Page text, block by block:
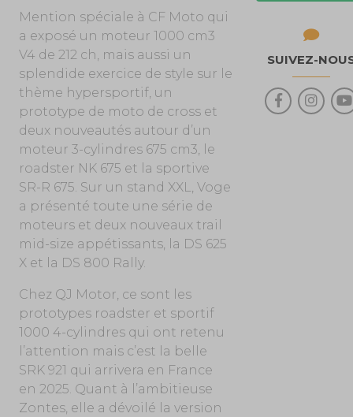
Mention spéciale à CF Moto qui
a exposé un moteur 1000 cm3
V4 de 212 ch, mais aussi un
splendide exercice de style sur le
thème hypersportif, un
prototype de moto de cross et
deux nouveautés autour d’un
moteur 3-cylindres 675 cm3, le
roadster NK 675 et la sportive
SR-R 675. Sur un stand XXL, Voge
a présenté toute une série de
moteurs et deux nouveaux trail
mid-size appétissants, la DS 625
X et la DS 800 Rally.
Chez QJ Motor, ce sont les
prototypes roadster et sportif
1000 4-cylindres qui ont retenu
l’attention mais c’est la belle
SRK 921 qui arrivera en France
en 2025. Quant à l’ambitieuse
Zontes, elle a dévoilé la version
SUIVEZ-